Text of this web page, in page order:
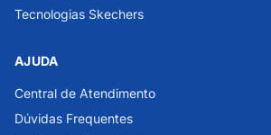
Tecnologias Skechers
AJUDA
Central de Atendimento
Dúvidas Frequentes